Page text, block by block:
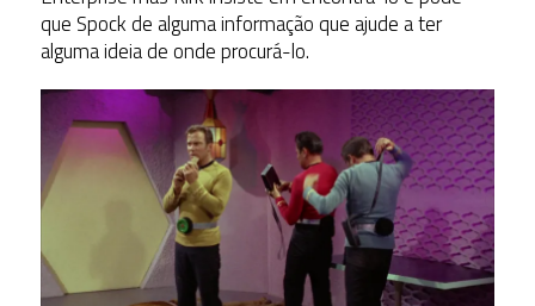
que Spock de alguma informação que ajude a ter
alguma ideia de onde procurá-lo.